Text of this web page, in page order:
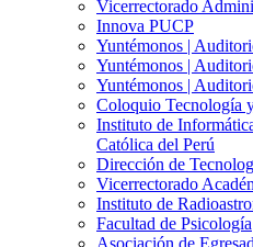
Vicerrectorado
Innova PUCP
Yuntémonos |
Yuntémonos |
Yuntémonos |
Coloquio Tecnología
Instituto de
Católica del Perú
Dirección de
Vicerrectorado
Instituto de
Facultad de Psicología
Asociación de